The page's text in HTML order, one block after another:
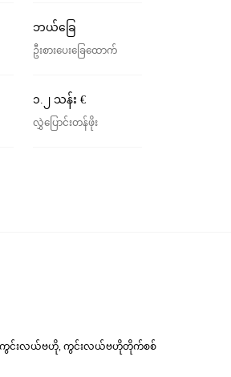
ဘယ်ခြေ
ဦးစားပေးခြေထောက်
၁.၂ သန်း €
လွှဲပြောင်းတန်ဖိုး
ကွင်းလယ်ဗဟို, ကွင်းလယ်ဗဟိုတိုက်စစ်